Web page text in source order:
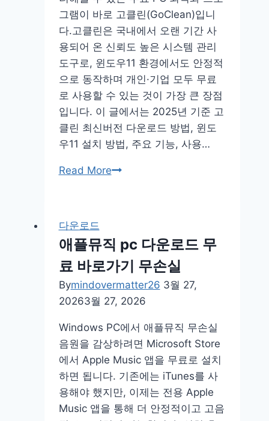
바
둑
로
그
인
홈
페
이
지
그램이 바로 고클린(GoClean)입니
다.고클린은 국내에서 오랜 기간 사
용되어 온 신뢰도 높은 시스템 관리
도구로, 윈도우11 환경에서도 안정적
으로 동작하며 개인·기업 모두 무료
로 사용할 수 있는 것이 가장 큰 장점
입니다. 이 글에서는 2025년 기준 고
클린 최신버전 다운로드 방법, 윈도
우11 설치 방법, 주요 기능, 사용…
Read More고
로
드
최
신
전
윈
도
우
11
다운로드
애플뮤직 pc 다운로드 무
료 바로가기 무손실
Bymindovermatter26 3월 27,
20263월 27, 2026
Windows PC에서 애플뮤직 무손실
음원을 감상하려면 Microsoft Store
에서 Apple Music 앱을 무료로 설치
하면 됩니다. 기존에는 iTunes를 사
용해야 했지만, 이제는 전용 Apple
Music 앱을 통해 더 안정적이고 고음